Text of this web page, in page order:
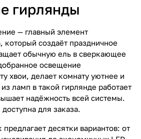
гирлянды
— главный элемент
который создаёт праздничное
обычную ель в сверкающее
освещение
хвои, делает комнату уютнее и
ламп в такой гирлянде работает
надёжность всей системы.
для заказа.
десятки вариантов: от